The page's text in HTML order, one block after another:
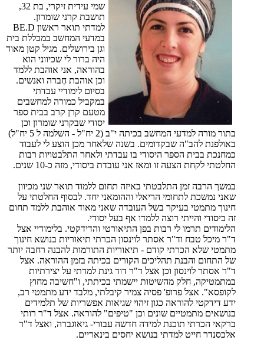
שמי עידית זיקרי, בת 32,
תושבת קרני שומרון.
למדתי תואר ראשון BE.D
במדעי המחשב במכללת בית
וגן בירושלים. מגיל קטן מאוד
היה ברור לי שכיווני הוא
בהוראה, אני אוהבת ללמד
וכן אוהבת חֶברה ואנשים.
בסיום לימודיי עבדתי
במקביל כמורה למחשבים
מטעם קרן קרב בבית ספר
יסודי שבקרני שומרון וכן
בתור מורה למדעי המחשב בכיתה י"ב (2 יח"ל - השלמה ל 5 יח"ל)
באולפנת להב"ה שבקדומים. בשנה שלאחר מכן הוצע לי לעבוד
כמחנכת בבית הספר היסודי בו עבדתי ולאחר התלבטויות רבות
החלטתי לקחת הצעה זו ומאז אני עובדת ביסודי, מזה כ-10 שנים.
במשך הרבה זמן התלבטתי באיזה תחום ללמוד תואר שני מכיוון
שאני נמשכת לתחומי הריאלי וההומאני יחד. לבסוף החלטתי על
חינוך מתמטי בעיקר בשל העובדה שאני מאוד אוהבת ללמד תחום
זה ביסודי והייתי רוצה ללמדו אף בעל יסודי.
הלימודים תרמו לי רבות בפן התיאורטי והדידקטי. בלימודיי אצל
ד"ר מיכל טבח וד"ר אסתר לוינסון הכרתי תיאוריות בנושא חינוך
מתמטי שלא הכרתי קודם - תיאוריות התורמות להבנה רחבה יותר
של התחום והבנת תהליכים הקורים בכיתה בזמן ההוראה. אצל
ד"ר אסתר לוינסון וכן אצל ד"ר דוד גינת למדתי על יצירתיות
במתמטיקה, חלק מהשיטות יישמתי בכיתתי, ו"חשיבה מחוץ
לקופסא". אצל פרופ' פסיה צמיר קיבלתי, מלבד ידע מתמטי רב,
ידע דידקטי להוראה כגון זיהוי שגיאות אפשריות של תלמידים
בנושאים מתמטיים שונים וכן "טיפים" להוראה. אצל ד"ר רותי
ברקאי הכרתי תוכנת למידה חדשה עבורי- גיאוגברה, ואצל ד"ר
אלכסנדר חייט למדתי בנושא יחסים בינאריים.